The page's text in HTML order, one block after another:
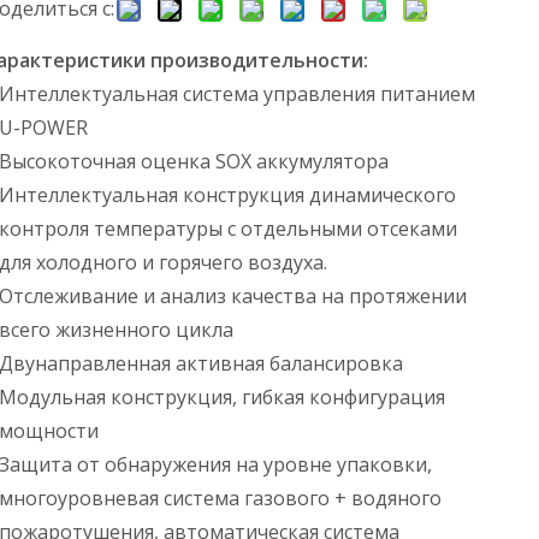
с:
производительности:
Интеллектуальная система управления питанием
U-POWER
Высокоточная оценка SOX аккумулятора
Интеллектуальная конструкция динамического
контроля температуры с отдельными отсеками
для холодного и горячего воздуха.
Отслеживание и анализ качества на протяжении
всего жизненного цикла
Двунаправленная активная балансировка
Модульная конструкция, гибкая конфигурация
мощности
Защита от обнаружения на уровне упаковки,
многоуровневая система газового + водяного
пожаротушения, автоматическая система